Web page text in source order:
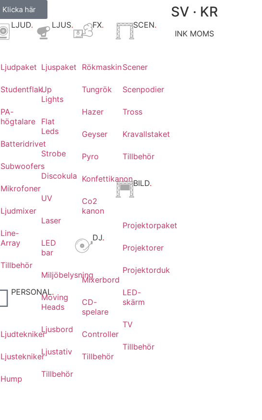
Klicka här
LJUD.
Ljudpaket
Studentflak
PA-
högtalare
Batteridrivet
Subwoofers
Mikrofoner
Ljudmixer
Line-
Array
Tillbehör
PERSONAL.
Ljudtekniker
Ljustekniker
Hump
LJUS.
Ljuspaket
Up
Lights
Flat
Leds
Strobe
Discokula
UV
Laser
LED
bar
Miljöbelysning
Moving
Heads
Ljusbord
Ljustativ
Tillbehör
FX.
Rökmaskin
Tungrök
Hazer
Geyser
Pyro
Konfettikanon
Co2
kanon
DJ.
Mixerbord
CD-
spelare
Controller
Tillbehör
SCEN.
Scener
Scenpodier
Tross
Kravallstaket
Tillbehör
BILD.
Projektorpaket
Projektorer
Projektorduk
LED-
skärm
TV
Tillbehör
SV · KR
INK MOMS